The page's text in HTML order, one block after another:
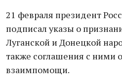
21 февраля президент
подписал указы о
Луганской и Донецкой
также соглашения с ними
взаимпомощи.